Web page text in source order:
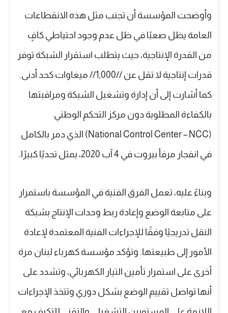
وأوضحت المؤسسة أن تجنب مثل هذه الانقطاعات
العامة يظل صعبًا في ظل عدم وجود احتياطي كافٍ
من القدرة الإنتاجية، حيث يتطلب استقرار الشبكة توفر
قدرات إنتاجية لا تقل عن //1,000// ميغاوات كحد أدنى.
كما أشارت إلى أن إدارة وتشغيل الشبكة ومراقبتها
بالكفاءة المطلوبة دون مركز التحكم الوطني
(National Control Center – NCC) الذي دمر بالكامل
في انفجار مرفأ بيروت في 4 آب 2020، يمثل تحديًا كبيرًا.
وبناءً عليه، تعمل الفرق الفنية في المؤسسة باستمرار
على متابعة الوضع وإعادة ربط وحدات الإنتاج بشبكة
النقل تدريجيًا وفقًا للإجراءات الفنية المعتمدة لإعادة
الأمور إلى طبيعتها. وتؤكد مؤسسة كهرباء لبنان مرة
أخرى على استمرار تأمين التيار الكهربائي، وتشدد على
أنها تواصل تقييم الوضع بشكل دوري وتتخذ الإجراءات